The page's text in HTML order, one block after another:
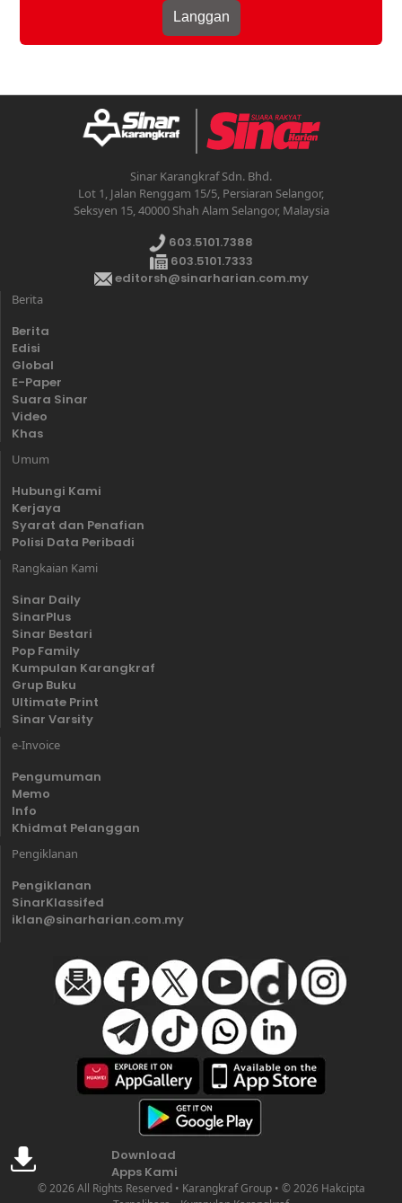
Sinar Karangkraf Sdn. Bhd.
Lot 1, Jalan Renggam 15/5, Persiaran Selangor,
Seksyen 15, 40000 Shah Alam Selangor, Malaysia
603.5101.7388
603.5101.7333
editorsh@sinarharian.com.my
Berita
Berita
Edisi
Global
E-Paper
Suara Sinar
Video
Khas
Umum
Hubungi Kami
Kerjaya
Syarat dan Penafian
Polisi Data Peribadi
Rangkaian Kami
Sinar Daily
SinarPlus
Sinar Bestari
Pop Family
Kumpulan Karangkraf
Grup Buku
Ultimate Print
Sinar Varsity
e-Invoice
Pengumuman
Memo
Info
Khidmat Pelanggan
Pengiklanan
Pengiklanan
SinarKlassifed
iklan@sinarharian.com.my
Download
Apps Kami
© 2026 All Rights Reserved • Karangkraf Group • © 2026 Hakcipta